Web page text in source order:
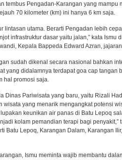
tembus Pengadan-Karangan yang mampu
70 kilometer (km) ini hanya 6 km saja.
lintasan utama. Berarti Pengadan lebih
infrastruktur dasar yaitu jalan,” kata Ismu
Kepala Bappeda Edward Azran,
sudah dikenal secara nasional bahkan
yang didalamnya terdapat goa cap tangan
hal promosi saja.
Dinas Pariwisata yang baru, yaitu Rizali
wisata yang menarik mengangkat potensi
lupakan keunikan air panas di Batu Lepoq
kolam pemandian terapi bagi penyakit,”
Batu Lepoq, Karangan Dalam, Karangan
Ismu meminta wajib membantu